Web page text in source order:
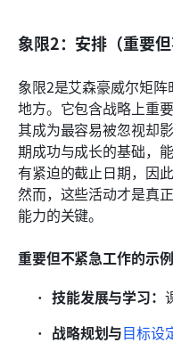
象限2：安排（重要但
象限2是艾森豪威尔矩
地方。它包含战略上重
其成为最容易被忽视却
期成功与成长的基础，
有紧迫的截止日期，因
然而，这些活动才是真
能力的关键。
重要但不紧急工作的示例
技能发展与学习：
战略规划与目标设